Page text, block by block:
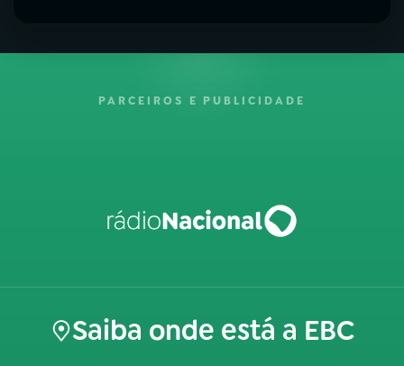
PARCEIROS E PUBLICIDADE
Saiba onde está a EBC